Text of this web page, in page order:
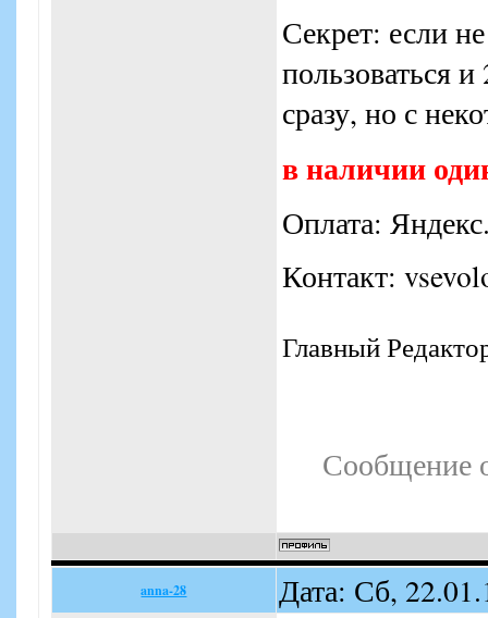
Секрет: если
пользоваться
сразу, но с
в наличии
Оплата:
Контакт:
Главный
Сообщение
anna-28 Дата: Сб,